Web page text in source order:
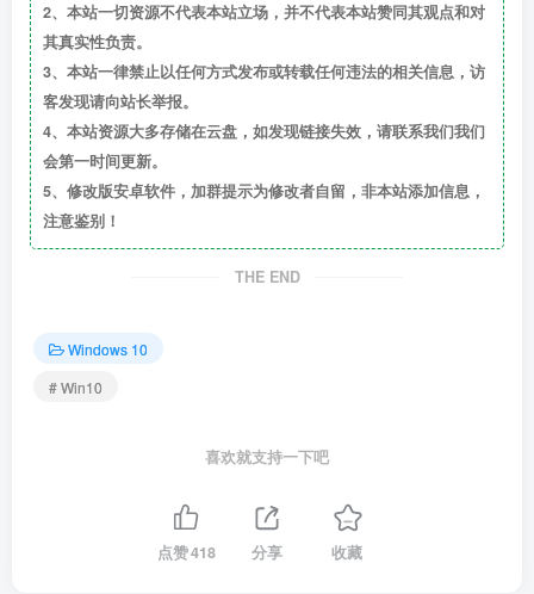
2、本站一切资源不代表本站立场，并不代表本站赞同其观点和对
其真实性负责。
3、本站一律禁止以任何方式发布或转载任何违法的相关信息，访
客发现请向站长举报。
4、本站资源大多存储在云盘，如发现链接失效，请联系我们我们
会第一时间更新。
5、修改版安卓软件，加群提示为修改者自留，非本站添加信息，
注意鉴别！
THE END
Windows 10
# Win10
喜欢就支持一下吧
点赞418 分享 收藏